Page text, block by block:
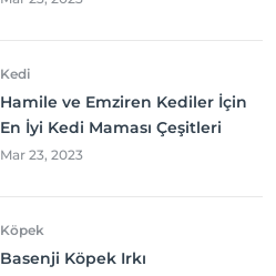
Kedi
Hamile ve Emziren Kediler İçin
En İyi Kedi Maması Çeşitleri
Mar 23, 2023
Köpek
Basenji Köpek Irkı